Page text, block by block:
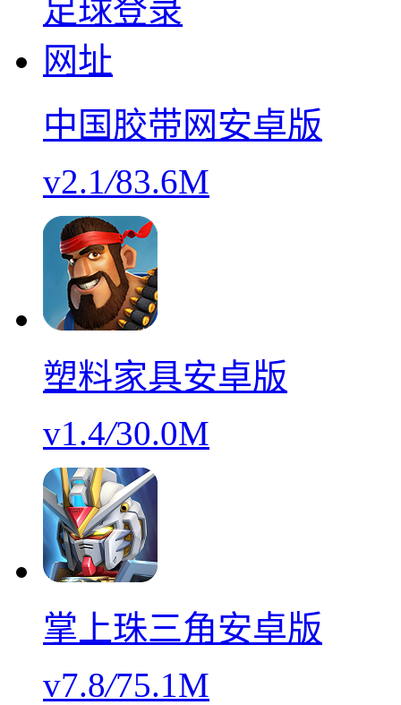
中国胶带网安卓版
v2.1/83.6M
塑料家具安卓版
v1.4/30.0M
掌上珠三角安卓版
v7.8/75.1M